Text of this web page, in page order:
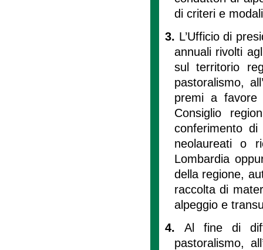
di criteri e
3. L’Ufficio di
annuali rivolti
sul territorio
pastoralismo,
premi a favore
Consiglio
conferimento
neolaureati o
Lombardia
della regione,
raccolta di
alpeggio e
4. Al fine di
pastoralismo,